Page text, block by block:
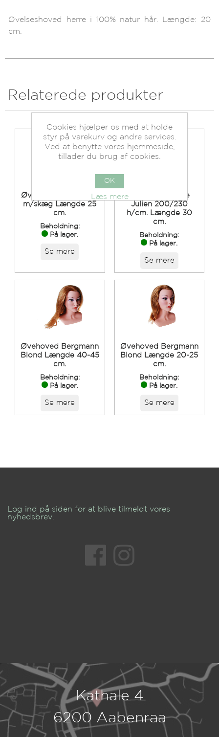
Øvelseshoved herre i 100% natur hår. Længde: 20
cm.
Relaterede produkter
Øvehoved Herre Karl
m/skæg Længde 25
cm.
Beholdning:
På lager.
Se mere
Øvehoved Herre
Julien 200/230
h/cm. Længde 30
cm.
Beholdning:
På lager.
Se mere
Øvehoved Bergmann
Blond Længde 40-45
cm.
Beholdning:
På lager.
Se mere
Øvehoved Bergmann
Blond Længde 20-25
cm.
Beholdning:
På lager.
Se mere
Log ind på siden for at blive tilmeldt vores
nyhedsbrev.
Kathale 4
6200 Aabenraa
Cookies hjælper os med at holde
styr på varekurv og andre services.
Ved at benytte vores hjemmeside,
tillader du brug af cookies.
OK
Læs mere